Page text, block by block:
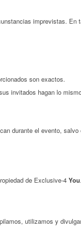
imprevistas. En
son exactos.
invitados hagan lo
durante el evento,
de Exclusive-4 You
utilizamos y